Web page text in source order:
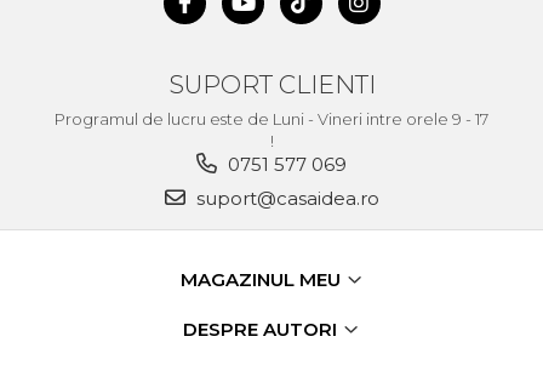
Pulverizatoare
Accesorii Motoburghie
Masini Tuns Iarba & Gazon
SUPORT CLIENTI
Programul de lucru este de Luni - Vineri intre orele 9 - 17
!
0751 577 069
suport@casaidea.ro
MAGAZINUL MEU
DESPRE AUTORI